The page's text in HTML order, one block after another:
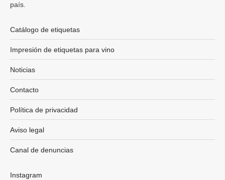
país.
Catálogo de etiquetas
Impresión de etiquetas para vino
Noticias
Contacto
Política de privacidad
Aviso legal
Canal de denuncias
Instagram